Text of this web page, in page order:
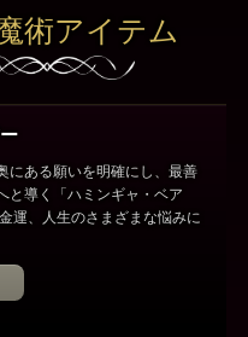
術アイテム
ー
にある願いを明確にし、最善
と導く「ハミンギャ・ベア
運、人生のさまざまな悩みに